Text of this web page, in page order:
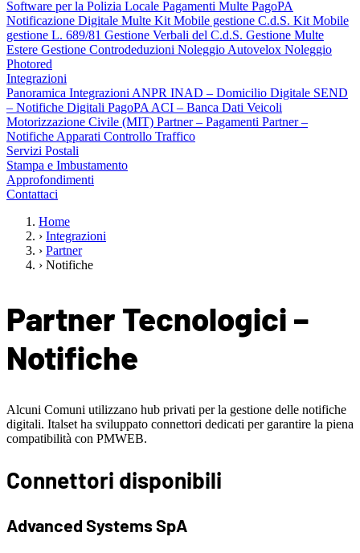
Software per la Polizia Locale Pagamenti Multe PagoPA
Notificazione Digitale Multe Kit Mobile gestione C.d.S. Kit Mobile
gestione L. 689/81 Gestione Verbali del C.d.S. Gestione Multe
Estere Gestione Controdeduzioni Noleggio Autovelox Noleggio
Photored
Integrazioni
Panoramica Integrazioni ANPR INAD – Domicilio Digitale SEND
– Notifiche Digitali PagoPA ACI – Banca Dati Veicoli
Motorizzazione Civile (MIT) Partner – Pagamenti Partner –
Notifiche Apparati Controllo Traffico
Servizi Postali
Stampa e Imbustamento
Approfondimenti
Contattaci
Home
› Integrazioni
› Partner
› Notifiche
Partner Tecnologici –
Notifiche
Alcuni Comuni utilizzano hub privati per la gestione delle notifiche
digitali. Italset ha sviluppato connettori dedicati per garantire la piena
compatibilità con PMWEB.
Connettori disponibili
Advanced Systems SpA